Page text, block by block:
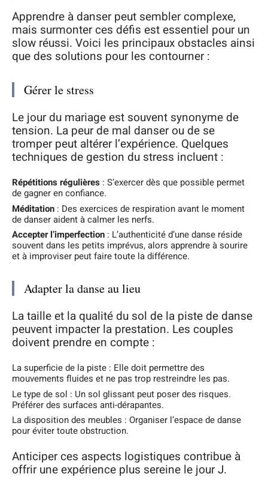
Apprendre à danser peut sembler complexe,
mais surmonter ces défis est essentiel pour un
slow réussi. Voici les principaux obstacles ainsi
que des solutions pour les contourner :
Gérer le stress
Le jour du mariage est souvent synonyme de
tension. La peur de mal danser ou de se
tromper peut altérer l’expérience. Quelques
techniques de gestion du stress incluent :
Répétitions régulières : S’exercer dès que possible permet
de gagner en confiance.
Méditation : Des exercices de respiration avant le moment
de danser aident à calmer les nerfs.
Accepter l’imperfection : L’authenticité d’une danse réside
souvent dans les petits imprévus, alors apprendre à sourire
et à improviser peut faire toute la différence.
Adapter la danse au lieu
La taille et la qualité du sol de la piste de danse
peuvent impacter la prestation. Les couples
doivent prendre en compte :
La superficie de la piste : Elle doit permettre des
mouvements fluides et ne pas trop restreindre les pas.
Le type de sol : Un sol glissant peut poser des risques.
Préférer des surfaces anti-dérapantes.
La disposition des meubles : Organiser l’espace de danse
pour éviter toute obstruction.
Anticiper ces aspects logistiques contribue à
offrir une expérience plus sereine le jour J.